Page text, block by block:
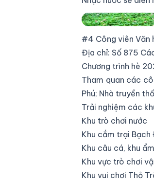
Công viên văn
#4 Công viên Văn
Địa chỉ: Số 875
Chương trình hè
Tham quan các
Phú; Nhà truyền
Trải nghiệm các
Khu trò chơi nước
Khu cắm trại Bạch
Khu câu cá, khu
Khu vực trò chơi
Khu vui chơi Thỏ